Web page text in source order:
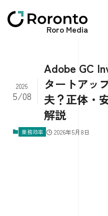
Roro Media
Adobe GC
タートアッ
夫？正体・
解説
2026
5/08
業務効率 2026年5月8日